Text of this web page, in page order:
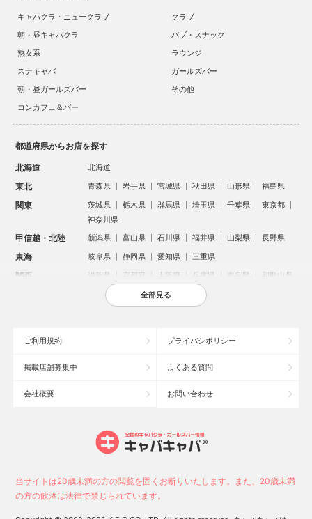
キャバクラ・ニュークラブ
クラブ
朝・昼キャバクラ
パブ・スナック
熟女系
ラウンジ
スナキャバ
ガールズバー
朝・昼ガールズバー
その他
コンカフェ＆バー
都道府県からお店を探す
北海道 北海道
東北 青森県 岩手県 宮城県 秋田県 山形県 福島県
関東 茨城県 栃木県 群馬県 埼玉県 千葉県
東京都
神奈川県
甲信越・北陸 新潟県 富山県 石川県 福井県 山梨県 長野県
東海 岐阜県 静岡県 愛知県 三重県
関西 滋賀県 京都府 大阪府 兵庫県 奈良県 和歌山県
鳥取県 島根県 岡山県 広島県
沖縄県
大宮のキャバクラ
新潟市のキャバクラ
池袋駅（西口）のキャバクラ
中洲のキャバクラ
宇都宮市のキャバクラ
全部見る
ご利用規約 プライバシポリシー
掲載店舗募集中 よくある質問
会社概要 お問い合わせ
当サイトは20歳未満の方の閲覧を固くお断りいたします。また、20歳未満
の方の飲酒は法律で禁じられています。